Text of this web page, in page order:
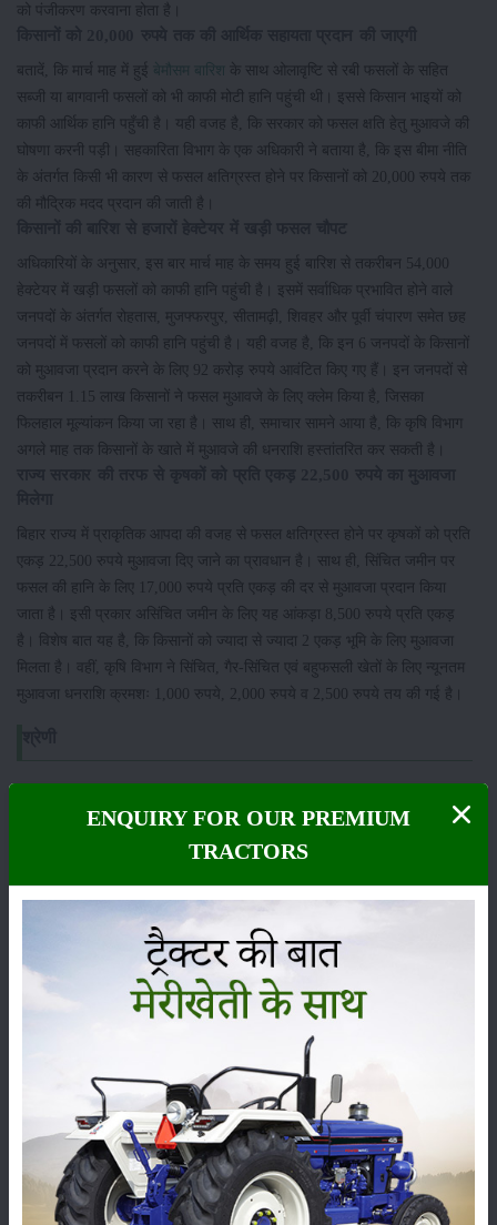
को पंजीकरण करवाना होता है।
बतादें, कि मार्च माह में हुई बेमौसम बारिश के साथ ओलावृष्टि से रबी फसलों के सहित
सब्जी या बागवानी फसलों को भी काफी मोटी हानि पहुंची थी। इससे किसान भाइयों को
काफी आर्थिक हानि पहुँची है। यही वजह है, कि सरकार को फसल क्षति हेतु मुआवजे की
घोषणा करनी पड़ी। सहकारिता विभाग के एक अधिकारी ने बताया है, कि इस बीमा नीति
के अंतर्गत किसी भी कारण से फसल क्षतिग्रस्त होने पर किसानों को 20,000 रुपये तक
की मौद्रिक मदद प्रदान की जाती है।
अधिकारियों के अनुसार, इस बार मार्च माह के समय हुई बारिश से तकरीबन 54,000
हेक्टेयर में खड़ी फसलों को काफी हानि पहुंची है। इसमें सर्वाधिक प्रभावित होने वाले
जनपदों के अंतर्गत रोहतास, मुजफ्फरपुर, सीतामढ़ी, शिवहर और पूर्वी चंपारण समेत छह
जनपदों में फसलों को काफी हानि पहुंची है। यही वजह है, कि इन 6 जनपदों के किसानों
को मुआवजा प्रदान करने के लिए 92 करोड़ रुपये आवंटित किए गए हैं। इन जनपदों से
तकरीबन 1.15 लाख किसानों ने फसल मुआवजे के लिए क्लेम किया है, जिसका
फिलहाल मूल्यांकन किया जा रहा है। साथ ही, समाचार सामने आया है, कि कृषि विभाग
अगले माह तक किसानों के खाते में मुआवजे की धनराशि हस्तांतरित कर सकती है।
बिहार राज्य में प्राकृतिक आपदा की वजह से फसल क्षतिग्रस्त होने पर कृषकों को प्रति
एकड़ 22,500 रुपये मुआवजा दिए जाने का प्रावधान है। साथ ही, सिंचित जमीन पर
फसल की हानि के लिए 17,000 रुपये प्रति एकड़ की दर से मुआवजा प्रदान किया
जाता है। इसी प्रकार असिंचित जमीन के लिए यह आंकड़ा 8,500 रुपये प्रति एकड़
है। विशेष बात यह है, कि किसानों को ज्यादा से ज्यादा 2 एकड़ भूमि के लिए मुआवजा
मिलता है। वहीं, कृषि विभाग ने सिंचित, गैर-सिंचित एवं बहुफसली खेतों के लिए न्यूनतम
मुआवजा धनराशि क्रमशः 1,000 रुपये, 2,000 रुपये व 2,500 रुपये तय की गई है।
कीटनाशक पशुपालन
कृषि यंत्र समाचार
ENQUIRY FOR OUR PREMIUM
TRACTORS